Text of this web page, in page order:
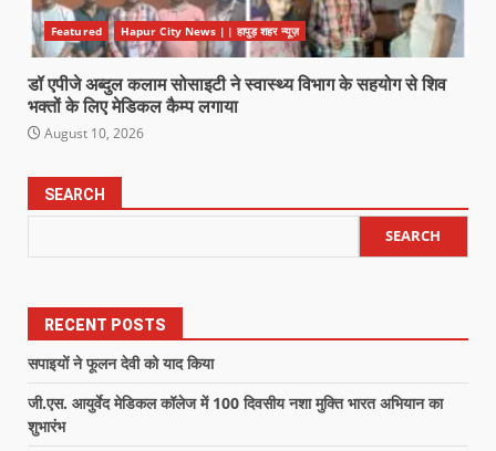
Featured Hapur City News || हापुड़ शहर न्यूज़
डॉ एपीजे अब्दुल कलाम सोसाइटी ने स्वास्थ्य विभाग के सहयोग से शिव
भक्तों के लिए मेडिकल कैम्प लगाया
August 10, 2026
SEARCH
SEARCH
RECENT POSTS
सपाइयों ने फूलन देवी को याद किया
जी.एस. आयुर्वेद मेडिकल कॉलेज में 100 दिवसीय नशा मुक्ति भारत अभियान का
शुभारंभ